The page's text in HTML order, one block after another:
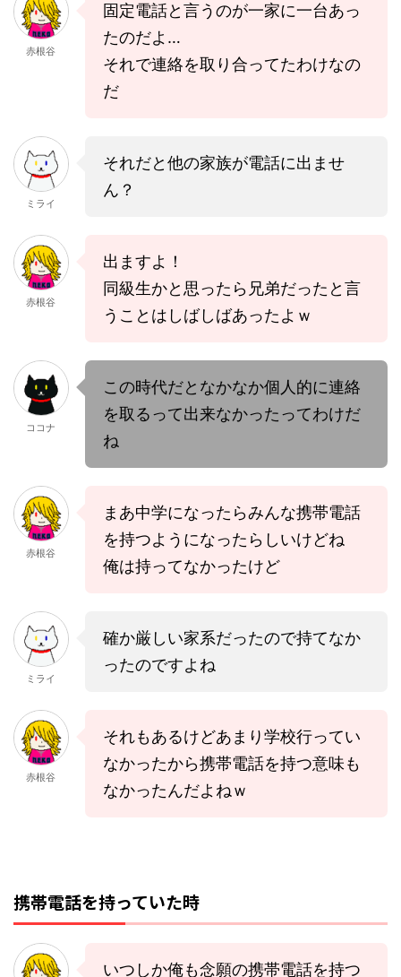
赤根谷
固定電話と言うのが一家に一台あっ
たのだよ…
それで連絡を取り合ってたわけなの
だ
ミライ
それだと他の家族が電話に出ませ
ん？
赤根谷
出ますよ！
同級生かと思ったら兄弟だったと言
うことはしばしばあったよｗ
ココナ
この時代だとなかなか個人的に連絡
を取るって出来なかったってわけだ
ね
赤根谷
まあ中学になったらみんな携帯電話
を持つようになったらしいけどね
俺は持ってなかったけど
ミライ
確か厳しい家系だったので持てなか
ったのですよね
赤根谷
それもあるけどあまり学校行ってい
なかったから携帯電話を持つ意味も
なかったんだよねｗ
携帯電話を持っていた時
いつしか俺も念願の携帯電話を持つ